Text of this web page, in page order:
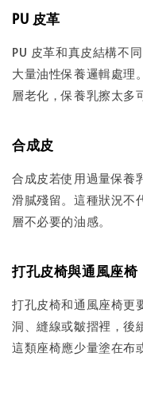
PU 皮革
PU 皮革和真皮結構不
大量油性保養邏輯處理
層老化，保養乳擦太多
合成皮
合成皮若使用過量保養
滑膩殘留。這種狀況不
層不必要的油感。
打孔皮椅與通風座椅
打孔皮椅和通風座椅更
洞、縫線或皺摺裡，後
這類座椅應少量塗在布